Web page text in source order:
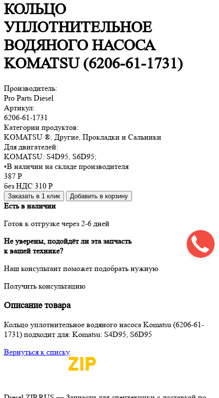
КОЛЬЦО
УПЛОТНИТЕЛЬНОЕ
ВОДЯНОГО НАСОСА
KOMATSU (6206-61-1731)
Производитель:
Pro Parts Diesel
Артикул:
6206-61-1731
Категории продуктов:
KOMATSU ®, Другие, Прокладки и Сальники
Для двигателей:
KOMATSU: S4D95, S6D95;
•В наличии на складе производителя
387 Р
без НДС 310 Р
Заказать в 1 клик Добавить в корзину
Есть в наличии
Готов к отгрузке через 2-6 дней
Не уверены, подойдёт ли эта запчасть
к вашей технике?
Наш консультант поможет подобрать нужную
Получить консультацию
Описание товара
Кольцо уплотнительное водяного насоса Komatsu (6206-61-
1731) подходит для: Komatsu: S4D95, S6D95
Вернуться к списку